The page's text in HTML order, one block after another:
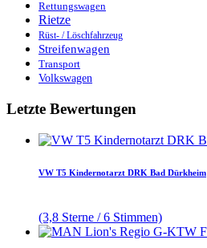
Rettungswagen
Rietze
Rüst- / Löschfahrzeug
Streifenwagen
Transport
Volkswagen
Letzte Bewertungen
VW T5 Kindernotarzt DRK Bad Dürkheim
(3,8 Sterne / 6 Stimmen)